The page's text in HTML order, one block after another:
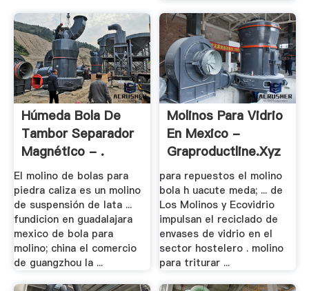
Húmeda Bola De
Tambor Separador
Magnético - .
El molino de bolas para
piedra caliza es un molino
de suspensión de lata ...
fundicion en guadalajara
mexico de bola para
molino; china el comercio
de guangzhou la ...
Molinos Para Vidrio
En Mexico -
Graproductline.xyz
para repuestos el molino
bola h uacute meda; ... de
Los Molinos y Ecovidrio
impulsan el reciclado de
envases de vidrio en el
sector hostelero . molino
para triturar ...